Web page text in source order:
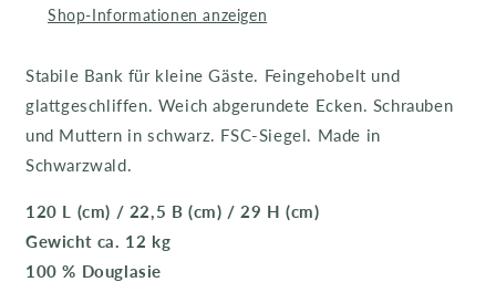
Shop-Informationen anzeigen
Stabile Bank für kleine Gäste. Feingehobelt und
glattgeschliffen. Weich abgerundete Ecken. Schrauben
und Muttern in schwarz. FSC-Siegel. Made in
Schwarzwald.
120 L (cm) / 22,5 B (cm) / 29 H (cm)
Gewicht ca. 12 kg
100 % Douglasie